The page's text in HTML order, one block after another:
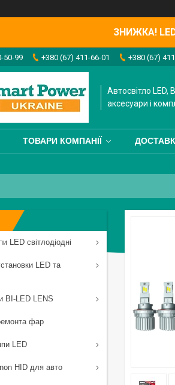
ЗНИЖКА!
50-99 +380 (67) 411-66-01 +380 (67)
Автосвітло LED,
аксесуари і
ТОВАРИ КОМПАНІЇ
LED світлодіодні
LED та
BI-LED LENS
фар
LED
HID для авто